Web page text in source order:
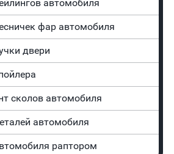
автомобиля
фар автомобиля
двери
сколов автомобиля
автомобиля
раптором